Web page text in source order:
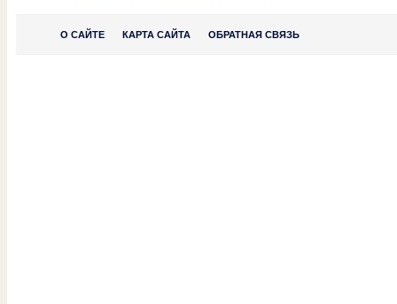
О САЙТЕ КАРТА САЙТА ОБРАТНАЯ СВЯЗЬ